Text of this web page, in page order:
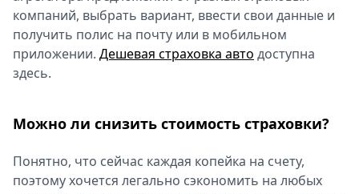
релизы
О
Metro
Выборы
Скачай
Metro
компаний, выбрать вариант, ввести свои данные и
получить полис на почту или в мобильном
приложении. Дешевая страховка авто доступна
здесь.
Можно ли снизить стоимость страховки?
Понятно, что сейчас каждая копейка на счету,
поэтому хочется легально сэкономить на любых